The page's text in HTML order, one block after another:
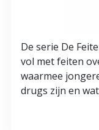
De serie De
vol met feiten
waarmee
drugs zijn en